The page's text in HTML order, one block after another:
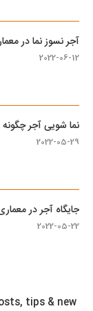
آجر نسوز نما در
2022-06-12
نما شویی آجر
2022-05-29
جایگاه آجر در
2022-05-22
tips & new